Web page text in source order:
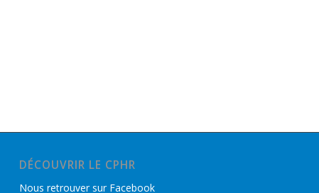
DÉCOUVRIR LE CPHR
Nous retrouver sur Facebook